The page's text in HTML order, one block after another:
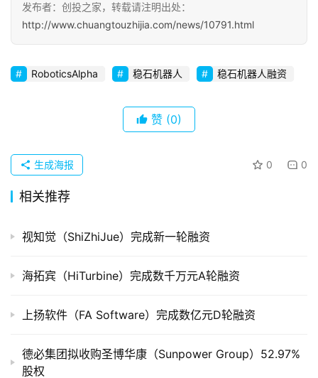
商
业
观
察
业
品
发
布
并
重
公
注册
发布者：创投之家，转载请注明出处：
http://www.chuangtouzhijia.com/news/10791.html
RoboticsAlpha 稳石机器人 稳石机器人融资
赞 (0)
0 0
生成海报
相关推荐
视知觉（ShiZhiJue）完成新一轮融资
海拓宾（HiTurbine）完成数千万元A轮融资
上扬软件（FA Software）完成数亿元D轮融资
德必集团拟收购圣博华康（Sunpower Group）52.97%
股权